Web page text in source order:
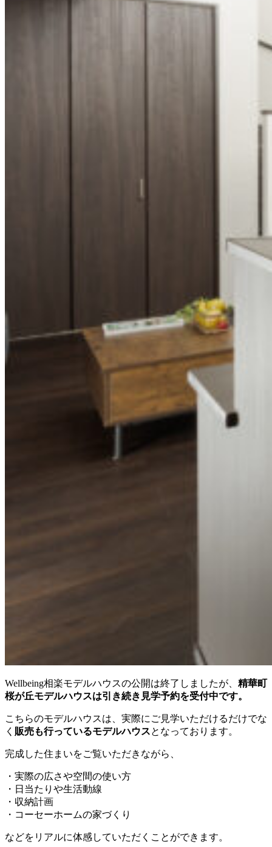
Wellbeing相楽モデルハウスの公開は終了しましたが、 精華町
桜が丘モデルハウスは引き続き見学予約を受付中です。
こちらのモデルハウスは、実際にご見学いただけるだけでな
く 販売も行っているモデルハウスとなっております。
完成した住まいをご覧いただきながら、
・実際の広さや空間の使い方
・日当たりや生活動線
・収納計画
・コーセーホームの家づくり
などをリアルに体感していただくことができます。